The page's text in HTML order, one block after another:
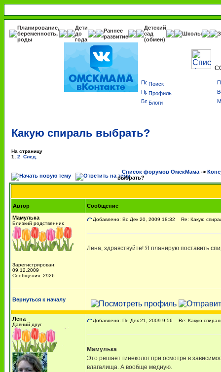
Планирование,
беременность,
роды
Дети
до
года
Раннее
развитие
Детский
сад
(обмен)
Школы
Поиск
Профиль
Блоги
Какую спираль выбрать?
На страницу
1
2 След.
Список форумов ОмскМама ->
выбрать?
Автор
Сообщение
Мамулька
Близкий родственник
Зарегистрирован:
09.12.2009
Сообщения: 2926
Добавлено: Вс Дек 20, 2009 18:32 Re: Какую
Лена, здравствуйте! Я планирую поставить
Вернуться к началу
Лена
Давний друг
Добавлено: Пн Дек 21, 2009 9:56 Re: Какую
Мамулька
Это решает гинеколог при осмотре в
влагалища. А вообще медную.